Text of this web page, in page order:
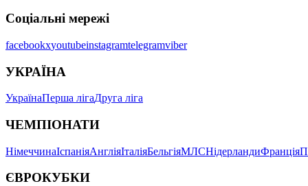
Соціальні мережі
facebookxyoutubeinstagramtelegramviber
УКРАЇНА
УкраїнаПерша лігаДруга ліга
ЧЕМПІОНАТИ
НімеччинаІспаніяАнгліяІталіяБельгіяМЛСНідерландиФранція
ЄВРОКУБКИ